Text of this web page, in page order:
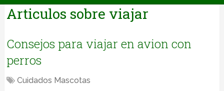
Articulos sobre viajar
Consejos para viajar en avion con
perros
Cuidados Mascotas